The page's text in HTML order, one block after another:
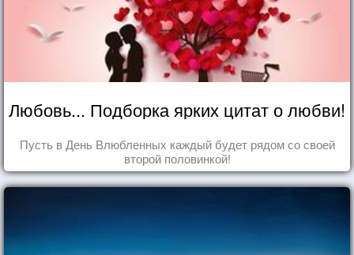
Любовь... Подборка ярких цитат о любви!
Пусть в День Влюбленных каждый будет рядом со своей
второй половинкой!